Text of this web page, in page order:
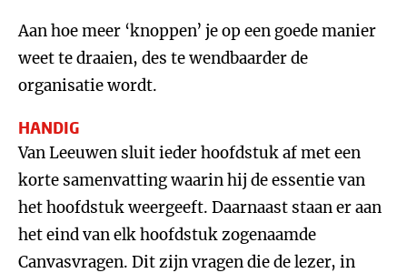
Aan hoe meer ‘knoppen’ je op een goede manier
weet te draaien, des te wendbaarder de
organisatie wordt.
HANDIG
Van Leeuwen sluit ieder hoofdstuk af met een
korte samenvatting waarin hij de essentie van
het hoofdstuk weergeeft. Daarnaast staan er aan
het eind van elk hoofdstuk zogenaamde
Canvasvragen. Dit zijn vragen die de lezer, in